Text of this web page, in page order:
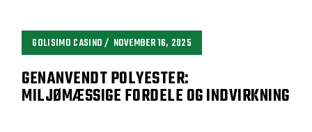
GOLISIMO CASINO NOVEMBER 16, 2025
GENANVENDT POLYESTER:
MILJØMÆSSIGE FORDELE OG INDVIRKNING